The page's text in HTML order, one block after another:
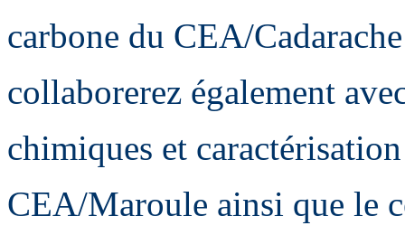
carbone du CEA/
collaborerez également
chimiques et
CEA/Maroule ainsi que le